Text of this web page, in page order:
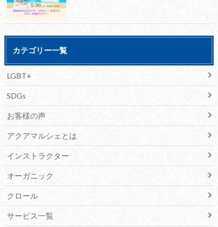
カテゴリー一覧
LGBT+
SDGs
お客様の声
アクアマルシェとは
インストラクター
オーガニック
クロール
サービス一覧